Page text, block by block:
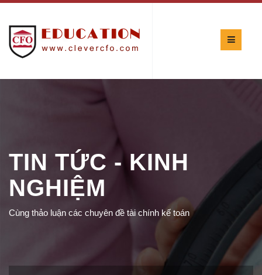
TIN TỨC - KINH
NGHIỆM
Cùng thảo luận các chuyên đề tài chính kế toán